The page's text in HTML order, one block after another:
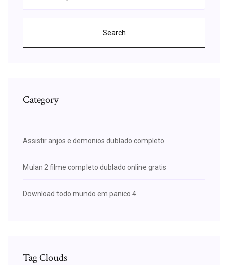
Search
Category
Assistir anjos e demonios dublado completo
Mulan 2 filme completo dublado online gratis
Download todo mundo em panico 4
Tag Clouds